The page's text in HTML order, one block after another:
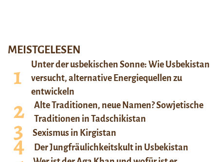
MEISTGELESEN
Unter der usbekischen Sonne: Wie Usbekistan
versucht, alternative Energiequellen zu
entwickeln
Alte Traditionen, neue Namen? Sowjetische
Traditionen in Tadschikistan
Sexismus in Kirgistan
Der Jungfräulichkeitskult in Usbekistan